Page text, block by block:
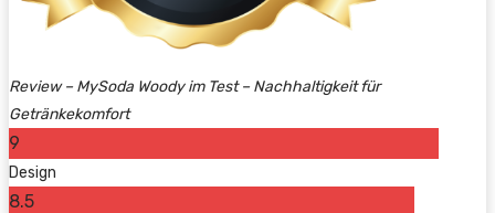
Review – MySoda Woody im Test – Nachhaltigkeit für
Getränkekomfort
9
Design
8.5